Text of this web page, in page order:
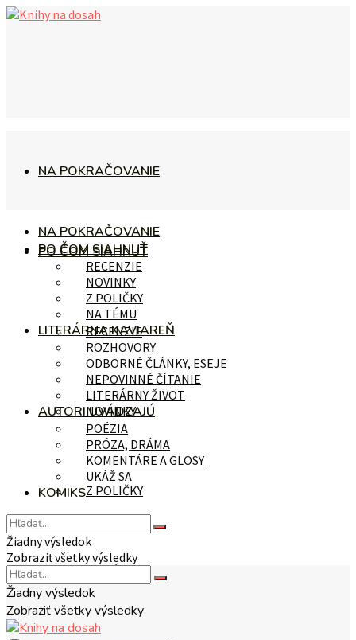
NA POKRAČOVANIE
PO ČOM SIAHNUŤ
RECENZIE
NOVINKY
Z POLIČKY
NA TÉMU
NA POKRAČOVANIE
PO ČOM SIAHNUŤ
RECENZIE
NOVINKY
Z POLIČKY
NA TÉMU
LITERÁRNA KAVIAREŇ
ROZHOVORY
ODBORNÉ ČLÁNKY, ESEJE
NEPOVINNÉ ČÍTANIE
LITERÁRNY ŽIVOT
AUTORI UVÁDZAJÚ
POÉZIA
PRÓZA, DRÁMA
KOMENTÁRE A GLOSY
UKÁŽ SA
KOMIKS
Žiadny výsledok
Zobraziť všetky výsledky
Žiadny výsledok
Zobraziť všetky výsledky